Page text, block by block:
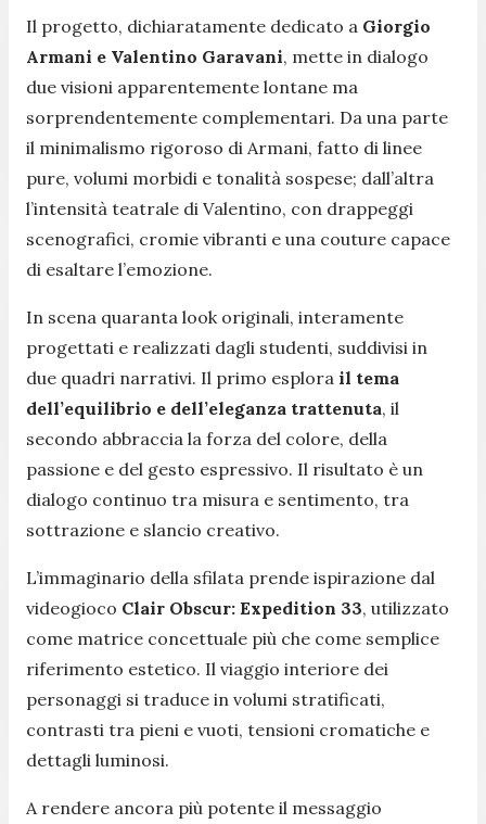
Il progetto, dichiaratamente dedicato a Giorgio
Armani e Valentino Garavani, mette in dialogo
due visioni apparentemente lontane ma
sorprendentemente complementari. Da una parte
il minimalismo rigoroso di Armani, fatto di linee
pure, volumi morbidi e tonalità sospese; dall’altra
l’intensità teatrale di Valentino, con drappeggi
scenografici, cromie vibranti e una couture capace
di esaltare l’emozione.
In scena quaranta look originali, interamente
progettati e realizzati dagli studenti, suddivisi in
due quadri narrativi. Il primo esplora il tema
dell’equilibrio e dell’eleganza trattenuta, il
secondo abbraccia la forza del colore, della
passione e del gesto espressivo. Il risultato è un
dialogo continuo tra misura e sentimento, tra
sottrazione e slancio creativo.
L’immaginario della sfilata prende ispirazione dal
videogioco Clair Obscur: Expedition 33, utilizzato
come matrice concettuale più che come semplice
riferimento estetico. Il viaggio interiore dei
personaggi si traduce in volumi stratificati,
contrasti tra pieni e vuoti, tensioni cromatiche e
dettagli luminosi.
A rendere ancora più potente il messaggio